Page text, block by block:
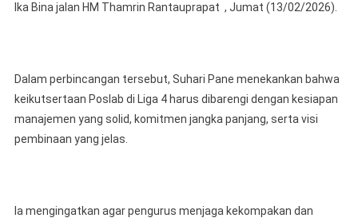
Ika Bina jalan HM Thamrin Rantauprapat , Jumat (13/02/2026).
Dalam perbincangan tersebut, Suhari Pane menekankan bahwa
keikutsertaan Poslab di Liga 4 harus dibarengi dengan kesiapan
manajemen yang solid, komitmen jangka panjang, serta visi
pembinaan yang jelas.
Ia mengingatkan agar pengurus menjaga kekompakan dan